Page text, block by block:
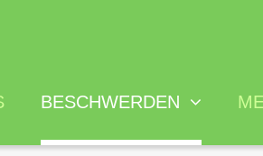
BESCHWERDEN